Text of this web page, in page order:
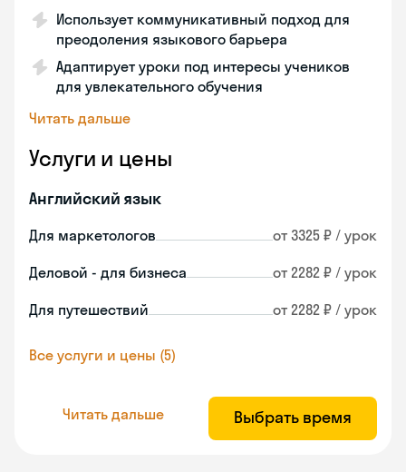
Использует коммуникативный подход для
преодоления языкового барьера
Адаптирует уроки под интересы учеников
для увлекательного обучения
Читать дальше
Услуги и цены
Английский язык
Для маркетологов от 3325 ₽ / урок
Деловой - для бизнеса от 2282 ₽ / урок
Для путешествий от 2282 ₽ / урок
Все услуги и цены (5)
Читать дальше Выбрать время